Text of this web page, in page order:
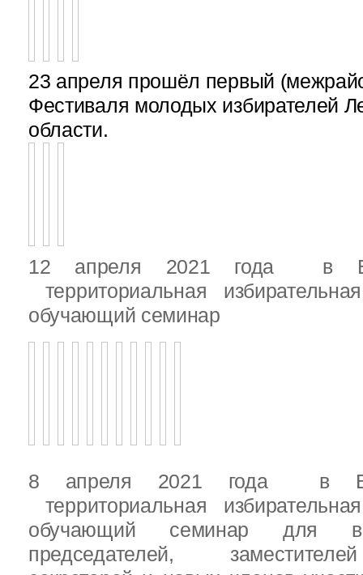
23 апреля прошёл первый
Фестиваля молодых избирателей
области.
12 апреля 2021 года в
территориальная
обучающий семинар
8 апреля 2021 года в
территориальная
обучающий семинар для
председателей,